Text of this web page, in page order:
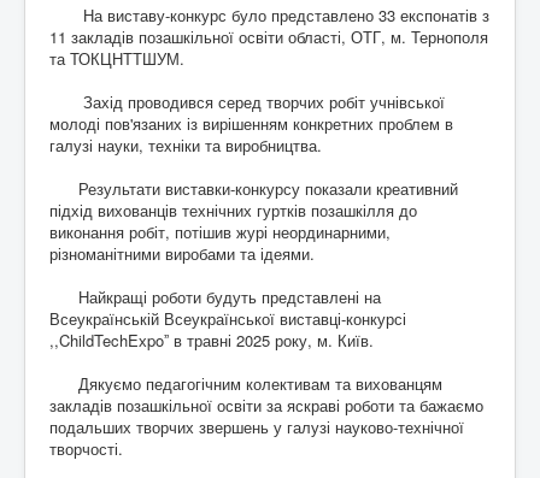
На виставу-конкурс було представлено 33 експонатів з
11 закладів позашкільної освіти області, ОТГ, м. Тернополя
та ТОКЦНТТШУМ.
Захід проводився серед творчих робіт учнівської
молоді пов'язаних із вирішенням конкретних проблем в
галузі науки, техніки та виробництва.
Результати виставки-конкурсу показали креативний
підхід вихованців технічних гуртків позашкілля до
виконання робіт, потішив журі неординарними,
різноманітними виробами та ідеями.
Найкращі роботи будуть представлені на
Всеукраїнській Всеукраїнської виставці-конкурсі
,,ChildTechEхpoˮ в травні 2025 року, м. Київ.
Дякуємо педагогічним колективам та вихованцям
закладів позашкільної освіти за яскраві роботи та бажаємо
подальших творчих звершень у галузі науково-технічної
творчості.